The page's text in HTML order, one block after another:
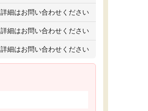
詳細はお問い合わせください
詳細はお問い合わせください
詳細はお問い合わせください